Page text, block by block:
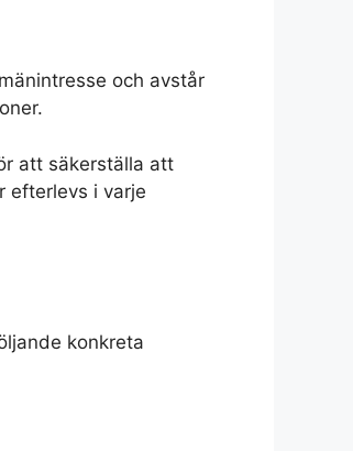
och avstår
att säkerställa att
efterlevs i varje
konkreta